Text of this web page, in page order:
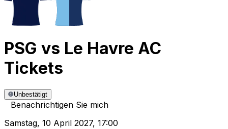
PSG vs Le Havre AC
Tickets
Unbestätigt
Benachrichtigen Sie mich
Samstag, 10 April 2027, 17:00